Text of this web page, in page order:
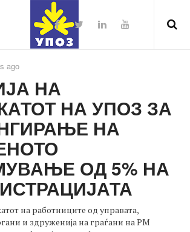
ago
НА
НА УПОЗ ЗА
НА
ОД 5% НА
на работниците од управата,
и здруженија на граѓани на РМ